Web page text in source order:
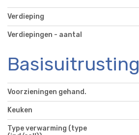
Verdieping
Verdiepingen - aantal
Basisuitrusting
Voorzieningen gehand.
Keuken
Type verwarming (type